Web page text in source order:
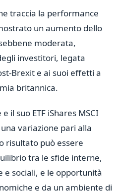
traccia la performance
un aumento dello
moderata,
investitori, legata
Brexit e ai suoi effetti a
britannica.
il suo ETF iShares MSCI
variazione pari alla
risultato può essere
tra le sfide interne,
e sociali, e le opportunità
e da un ambiente di